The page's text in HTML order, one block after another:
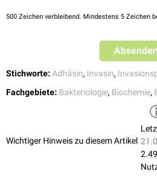
500 Zeichen verbleibend. Mindestens 5 Zeichen
Absenden
Stichworte: Adhäsin, Invasin,
Fachgebiete: Bakteriologie, Biochemie,
Wichtiger Hinweis zu diesem Artikel